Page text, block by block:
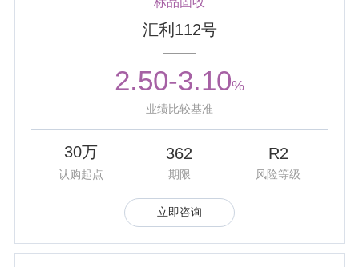
营发展成果以及企业文化建设成果，并展望公司发展新篇。
• 公司“小手拉大手，益起趣运动！”亲子体育公益嘉年华活动
街举办。活动期间公司再次出资100万元发起设立厚德系列
2025年11月
• 公司受托管理的“汇通集合资金信托计划”在由《证券时报》
主办的“第十八届中国优秀信托公司评选活动”上，荣获“2025
年度优秀资产管理信托”奖。
汇利112号
2.50-3.10%
业绩比较基准
30万
认购起点
362
期限
R2
风险等级
立即咨询